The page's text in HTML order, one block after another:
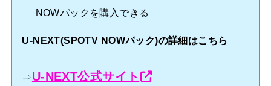
NOWパックを購入できる
U-NEXT(SPOTV NOWパック)の詳細はこちら
⇒U-NEXT公式サイト